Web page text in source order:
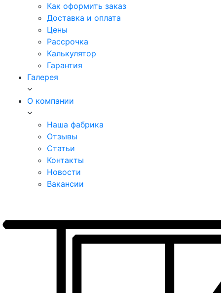
Как оформить заказ
Доставка и оплата
Цены
Рассрочка
Калькулятор
Гарантия
Галерея
О компании
Наша фабрика
Отзывы
Статьи
Контакты
Новости
Вакансии